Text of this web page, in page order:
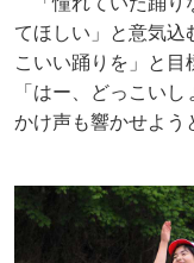
てほしい」と意気込
こいい踊りを」と目
「はー、どっこい
かけ声も響かせよう